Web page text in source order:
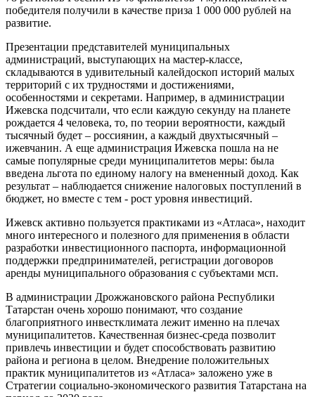
победителя получили в качестве приза 1 000 000 рублей на
развитие.
Презентации представителей муниципальных
администраций, выступающих на мастер-классе,
складываются в удивительный калейдоскоп историй малых
территорий с их трудностями и достижениями,
особенностями и секретами. Например, в администрации
Ижевска подсчитали, что если каждую секунду на планете
рождается 4 человека, то, по теории вероятности, каждый
тысячный будет – россиянин, а каждый двухтысячный –
ижевчанин. А еще администрация Ижевска пошла на не
самые популярные среди муниципалитетов меры: была
введена льгота по единому налогу на вмененный доход. Как
результат – наблюдается снижение налоговых поступлений в
бюджет, но вместе с тем - рост уровня инвестиций.
Ижевск активно пользуется практиками из «Атласа», находит
много интересного и полезного для применения в области
разработки инвестиционного паспорта, информационной
поддержки предпринимателей, регистрации договоров
аренды муниципального образования с субъектами мсп.
В администрации Дрожжановского района Республики
Татарстан очень хорошо понимают, что создание
благоприятного инвестклимата лежит именно на плечах
муниципалитетов. Качественная бизнес-среда позволит
привлечь инвестиции и будет способствовать развитию
района и региона в целом. Внедрение положительных
практик муниципалитетов из «Атласа» заложено уже в
Стратегии социально-экономического развития Татарстана на